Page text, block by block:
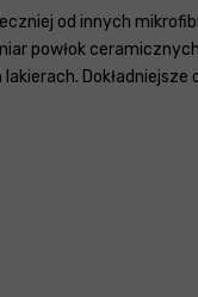
od innych
powłok
Dokładniejsze